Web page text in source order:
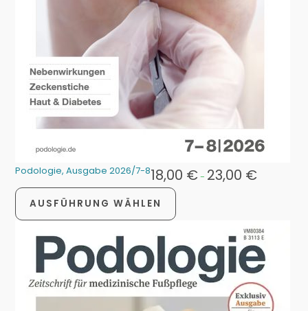
Podologie, Ausgabe 2026/7-818,00 €- 23,00 €
AUSFÜHRUNG WÄHLEN